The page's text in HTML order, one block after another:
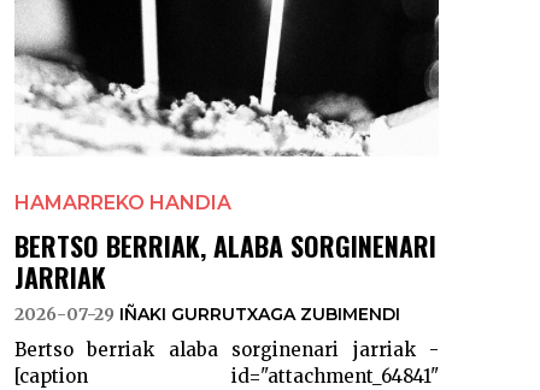
HAMARREKO HANDIA
BERTSO BERRIAK, ALABA SORGINENARI
JARRIAK
2026-07-29 IÑAKI GURRUTXAGA ZUBIMENDI
Bertso berriak alaba sorginenari jarriak -
[caption id="attachment_64841"